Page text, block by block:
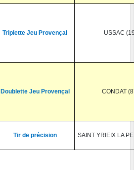
Triplette Jeu Provençal USSAC
Doublette Jeu Provençal CONDAT
Tir de précision SAINT YRIEIX LA